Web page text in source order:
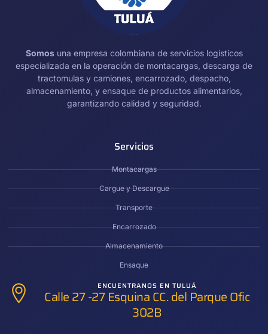
Somosuna empresa colombiana de servicios logísticos
especializada en la operación de montacargas, descarga de
tractomulas y camiones, encarrozado, despacho,
almacenamiento, y ensaque de productos alimentarios,
garantizando calidad y seguridad.
Servicios
Montacargas
Cargue y Descargue
Transporte
Encarrozado
Almacenamiento
Ensaque
ENCUENTRANOS EN TULUÁ
Calle 27 -27 Esquina CC. del Parque Ofic
302B